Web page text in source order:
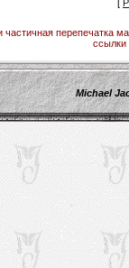
[
частичная перепечатка
ссылки
Michael